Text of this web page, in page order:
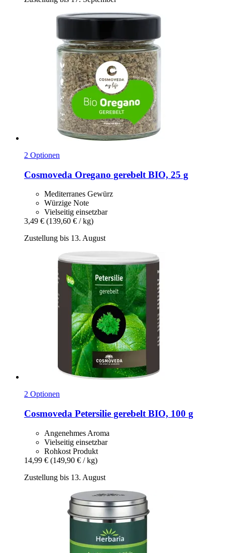
2 Optionen
Cosmoveda Oregano gerebelt BIO, 25 g
Mediterranes Gewürz
Würzige Note
Vielseitig einsetzbar
3,49 € (139,60 € / kg)
Zustellung bis 13. August
2 Optionen
Cosmoveda Petersilie gerebelt BIO, 100 g
Angenehmes Aroma
Vielseitig einsetzbar
Rohkost Produkt
14,99 € (149,90 € / kg)
Zustellung bis 13. August